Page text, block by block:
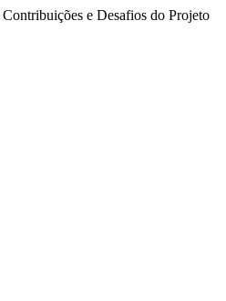
e Desafios do Projeto